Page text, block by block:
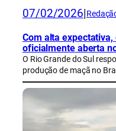
07/02/2026
Com alta
oficialmente aberta
O Rio Grande do Sul
produção de maçã no